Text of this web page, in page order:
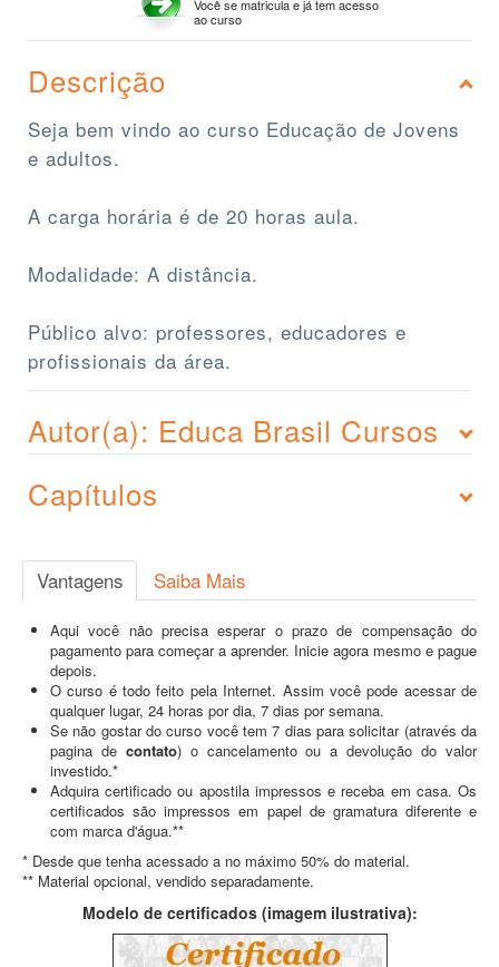
Você se matricula e já tem acesso
ao curso
Descrição
Seja bem vindo ao curso Educação de Jovens
e adultos.
A carga horária é de 20 horas aula.
Modalidade: A distância.
Público alvo: professores, educadores e
profissionais da área.
Autor(a): Educa Brasil Cursos
Capítulos
Vantagens Saiba Mais
Aqui você não precisa esperar o prazo de compensação do
pagamento para começar a aprender. Inicie agora mesmo e pague
depois.
O curso é todo feito pela Internet. Assim você pode acessar de
qualquer lugar, 24 horas por dia, 7 dias por semana.
Se não gostar do curso você tem 7 dias para solicitar (através da
pagina de contato) o cancelamento ou a devolução do valor
investido.*
Adquira certificado ou apostila impressos e receba em casa. Os
certificados são impressos em papel de gramatura diferente e
com marca d'água.**
* Desde que tenha acessado a no máximo 50% do material.
** Material opcional, vendido separadamente.
Modelo de certificados (imagem ilustrativa):